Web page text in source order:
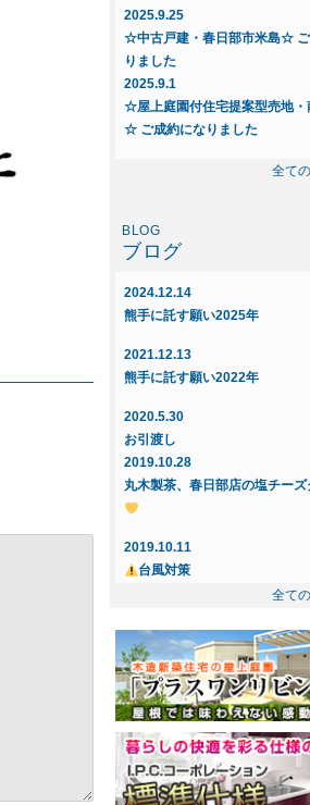
2025.9.25
☆中古戸建・春日部市米島☆
りました
2025.9.1
☆屋上庭園付住宅提案型売地・
☆ ご成約になりました
2025.6.16
型・売地～インフィニガーデ
ご紹介～
2025.6.16
◇◆新規物件◆◇屋上庭園付住
根 ご紹介～
2025.5.29
☆屋上庭園付住宅提案型売地・
☆ ご成約になりました
2025.5.8
☆インフィニガーデン下間久里
2025.2.21
◇◆新規物件◆◇屋上庭園付住
型・売地～インフィニガーデン
内野 ご紹介～
全て
ブログ
2024.12.14
熊手に託す願い2025年
2021.12.13
熊手に託す願い2022年
2020.5.30
お引渡し
2019.10.28
丸木製茶、春日部店の塩チー
2019.10.11
台風対策
忘れもの
2019.7.14
花風、OPEN！
2019.7.12
丸木製茶、春日部にOPEN！
2019.2.17
全て